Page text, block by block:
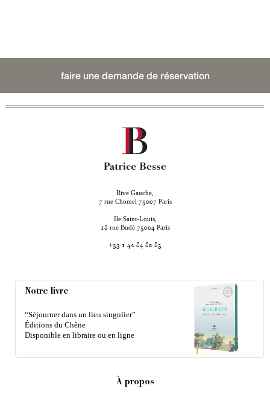
faire une demande de réservation
Rive Gauche,
7 rue Chomel 75007 Paris
Ile Saint-Louis,
18 rue Budé 75004 Paris
+33 1 42 84 80 85
Notre livre
“Séjourner dans un lieu singulier”
Éditions du Chêne
Disponible en libraire ou en ligne
À propos